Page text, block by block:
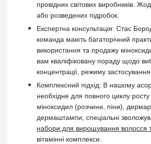
провідних світових виробників.
або розведених підробок.
Експертна консультація: Стас
команда мають багаторічний
використання та продажу
вам кваліфіковану пораду щодо
концентрації, режиму
Комплексний підхід: В нашому
необхідне для повного циклу
міноксидил (розчини, піни),
дермаштампи, спеціальні
набори для вирощування волосся
вітамінні комплекси.